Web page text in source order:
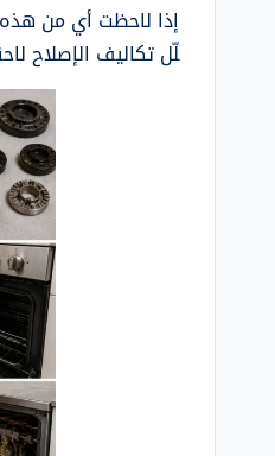
إذا لاحظت أي من
لّل تكاليف الإصلاح